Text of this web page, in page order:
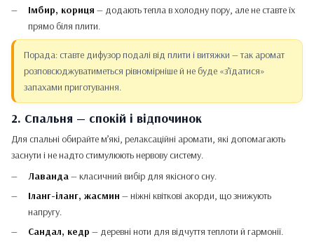
Імбир, кориця — додають тепла в холодну пору, але не ставте їх
прямо біля плити.
Порада: ставте дифузор подалі від плити і витяжки — так аромат
розповсюджуватиметься рівномірніше й не буде «з’їдатися»
запахами приготування.
2. Спальня — спокій і відпочинок
Для спальні обирайте м’які, релаксаційні аромати, які допомагають
заснути і не надто стимулюють нервову систему.
Лаванда— класичний вибір для якісного сну.
Іланг-іланг, жасмин — ніжні квіткові акорди, що знижують
напругу.
Сандал, кедр — деревні ноти для відчуття теплоти й гармонії.